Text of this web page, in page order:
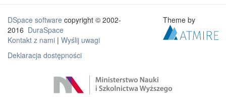
DSpace software copyright © 2002-
2016 DuraSpace
Kontakt z nami | Wyślij uwagi
Deklaracja dostępności
Theme by